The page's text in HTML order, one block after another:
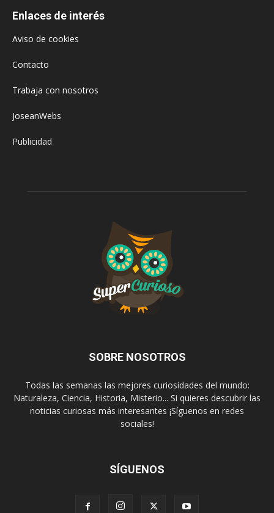
Enlaces de interés
Aviso de cookies
Contacto
Trabaja con nosotros
JoseanWebs
Publicidad
SOBRE NOSOTROS
Todas las semanas las mejores curiosidades del mundo:
Naturaleza, Ciencia, Historia, Misterio... Si quieres descubrir las
noticias curiosas más interesantes ¡Síguenos en redes
sociales!
SÍGUENOS